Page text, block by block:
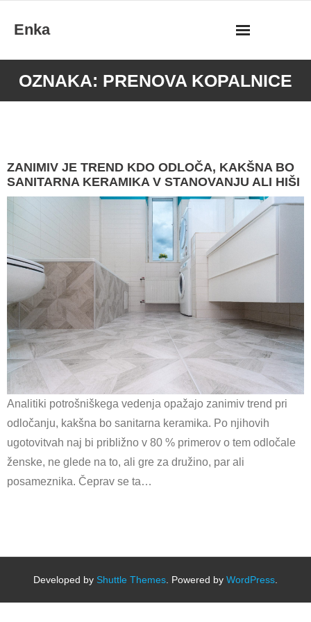
Enka
OZNAKA: PRENOVA KOPALNICE
ZANIMIV JE TREND KDO ODLOČA, KAKŠNA BO
SANITARNA KERAMIKA V STANOVANJU ALI HIŠI
Analitiki potrošniškega vedenja opažajo zanimiv trend pri
odločanju, kakšna bo sanitarna keramika. Po njihovih
ugotovitvah naj bi približno v 80 % primerov o tem odločale
ženske, ne glede na to, ali gre za družino, par ali
posameznika. Čeprav se ta…
Developed by Shuttle Themes . Powered by WordPress